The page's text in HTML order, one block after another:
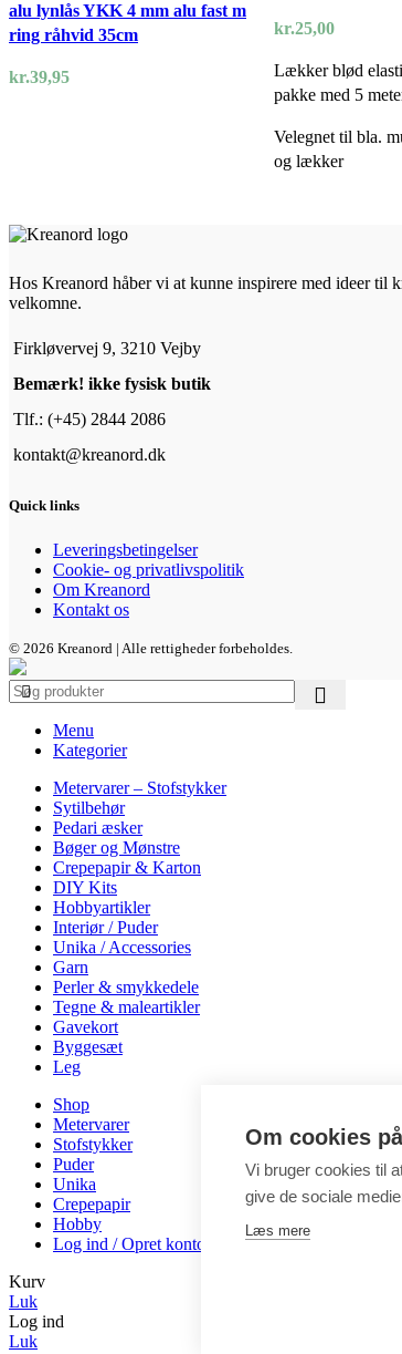
alu lynlås YKK 4 mm alu fast m
ring råhvid 35cm
kr.39,95
kr.25,00
Lækker blød
pakke med 5
Velegnet til bla.
og lækker
Hos Kreanord håber vi at kunne inspirere med ideer til
velkomne.
Firkløvervej 9, 3210 Vejby
Bemærk! ikke fysisk butik
Tlf.: (+45) 2844 2086
kontakt@kreanord.dk
Quick links
Leveringsbetingelser
Cookie- og privatlivspolitik
Om Kreanord
Kontakt os
© 2026 Kreanord | Alle rettigheder forbeholdes.
Menu
Kategorier
Metervarer – Stofstykker
Sytilbehør
Pedari æsker
Bøger og Mønstre
Crepepapir & Karton
DIY Kits
Hobbyartikler
Interiør / Puder
Unika / Accessories
Garn
Perler & smykkedele
Tegne & maleartikler
Gavekort
Byggesæt
Leg
Shop
Metervarer
Stofstykker
Puder
Unika
Crepepapir
Hobby
Log ind / Opret konto
Kurv
Luk
Log ind
Luk
Om cookies
Vi bruger cookies til
give de sociale
Læs mere